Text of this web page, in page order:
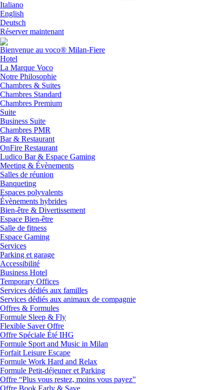
Italiano
English
Deutsch
Réserver maintenant
Bienvenue au voco® Milan-Fiere
Hotel
La Marque Voco
Notre Philosophie
Chambres & Suites
Chambres Standard
Chambres Premium
Suite
Business Suite
Chambres PMR
Bar & Restaurant
OnFire Restaurant
Ludico Bar & Espace Gaming
Meeting & Évènements
Salles de réunion
Banqueting
Espaces polyvalents
Évènements hybrides
Bien-être & Divertissement
Espace Bien-être
Salle de fitness
Espace Gaming
Services
Parking et garage
Accessibilité
Business Hotel
Temporary Offices
Services dédiés aux familles
Services dédiés aux animaux de compagnie
Offres & Formules
Formule Sleep & Fly
Flexible Saver Offre
Offre Spéciale Été IHG
Formule Sport and Music in Milan
Forfait Leisure Escape
Formule Work Hard and Relax
Formule Petit-déjeuner et Parking
Offre “Plus vous restez, moins vous payez”
Offre Book Early & Save